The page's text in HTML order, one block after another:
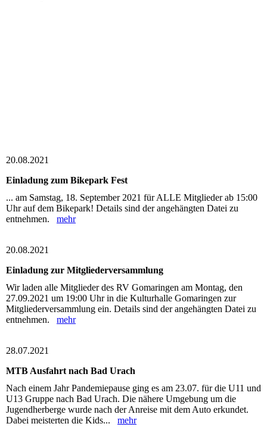
20.08.2021
Einladung zum Bikepark Fest
... am Samstag, 18. September 2021 für ALLE Mitglieder ab 15:00
Uhr auf dem Bikepark! Details sind der angehängten Datei zu
entnehmen. mehr
20.08.2021
Einladung zur Mitgliederversammlung
Wir laden alle Mitglieder des RV Gomaringen am Montag, den
27.09.2021 um 19:00 Uhr in die Kulturhalle Gomaringen zur
Mitgliederversammlung ein. Details sind der angehängten Datei zu
entnehmen. mehr
28.07.2021
MTB Ausfahrt nach Bad Urach
Nach einem Jahr Pandemiepause ging es am 23.07. für die U11 und
U13 Gruppe nach Bad Urach. Die nähere Umgebung um die
Jugendherberge wurde nach der Anreise mit dem Auto erkundet.
Dabei meisterten die Kids... mehr